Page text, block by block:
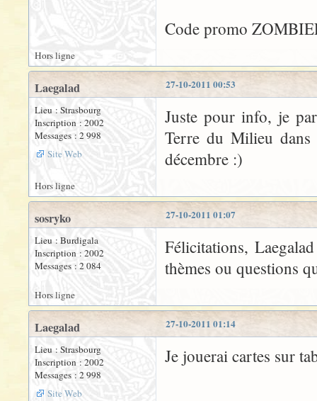
Code promo
Hors ligne
27-10-2011 00:53
Laegalad
Lieu : Strasbourg
Inscription : 2002
Messages : 2 998
Site Web
Juste pour info, je
Terre du Milieu
décembre :)
Hors ligne
27-10-2011 01:07
sosryko
Lieu : Burdigala
Inscription : 2002
Messages : 2 084
Félicitations,
thèmes ou questions
Hors ligne
27-10-2011 01:14
Laegalad
Lieu : Strasbourg
Inscription : 2002
Messages : 2 998
Site Web
Je jouerai cartes sur